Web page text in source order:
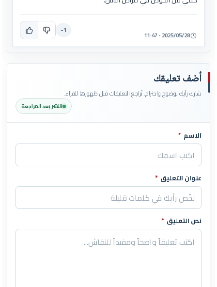
2025/05/28 - 11:47
-1
أضف تعليقك
شارك رأيك بوضوح واحترام. تُراجع التعليقات قبل ظهورها للقراء.
النشر بعد المراجعة
اترك هذا الحقل فارغاً
الاسم *
عنوان التعليق *
نص التعليق *